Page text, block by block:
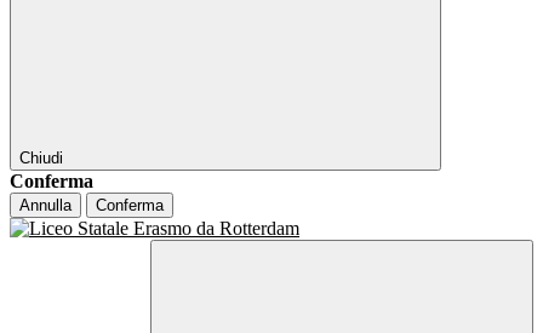
Chiudi
Conferma
Annulla Conferma